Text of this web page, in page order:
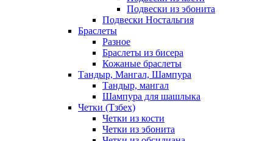
Подвески из эбонита
Подвески Ностальгия
Браслеты
Разное
Браслеты из бисера
Кожаные браслеты
Тандыр, Мангал, Шампура
Тандыр, мангал
Шампура для шашлыка
Четки (Тзбех)
Четки из кости
Четки из эбонита